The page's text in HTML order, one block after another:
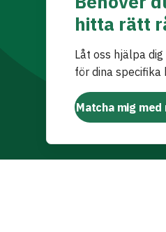
hitta rätt
Låt oss hjälpa
för dina specifika
Matcha mig